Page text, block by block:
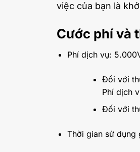
việc của bạn là
Cước phí và
Phí dịch vụ:
Đối với
Phí dịch
Đối với
Thời gian sử dụng